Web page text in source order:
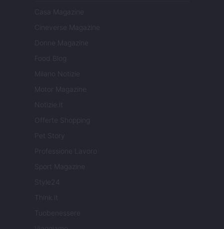
Casa Magazine
Cineverse Magazine
Donne Magazine
Food Blog
Milano Notizie
Motor Magazine
Notizie.it
Offerte Shopping
Pet Story
Professione Lavoro
Sport Magazine
Style24
Think.it
Tuobenessere